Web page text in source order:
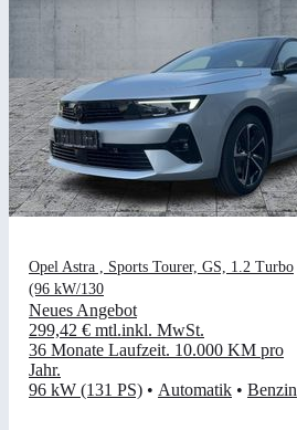
Opel Astra , Sports Tourer, GS, 1.2 Turbo
(96 kW/130
Neues Angebot
299,42 € mtl.inkl. MwSt.
36 Monate Laufzeit. 10.000 KM pro
Jahr.
96 kW (131 PS) • Automatik • Benzin